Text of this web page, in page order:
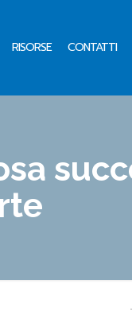
RISORSE CONTATTI